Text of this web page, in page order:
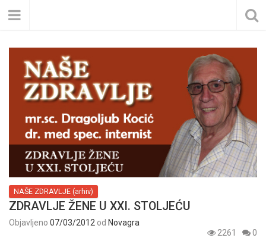
NAŠE ZDRAVLJE (arhiv)
ZDRAVLJE ŽENE U XXI. STOLJEĆU
Objavljeno 07/03/2012 od Novagra
2261
0